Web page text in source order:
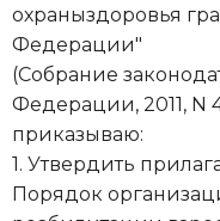
охраныздоровья
Федерации"
(Собрание
Федерации, 2011, N
приказываю:
1. Утвердить
Порядок